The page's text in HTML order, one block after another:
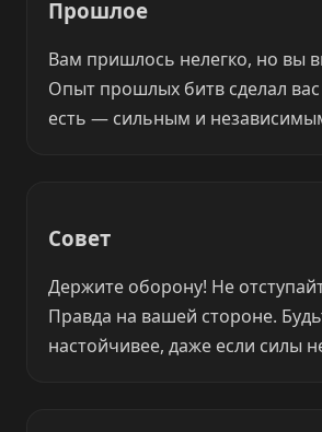
Прошлое
Вам пришлось нелегко, но вы
Опыт прошлых битв сделал
есть — сильным и
Совет
Держите оборону! Не
Правда на вашей стороне.
настойчивее, даже если силы